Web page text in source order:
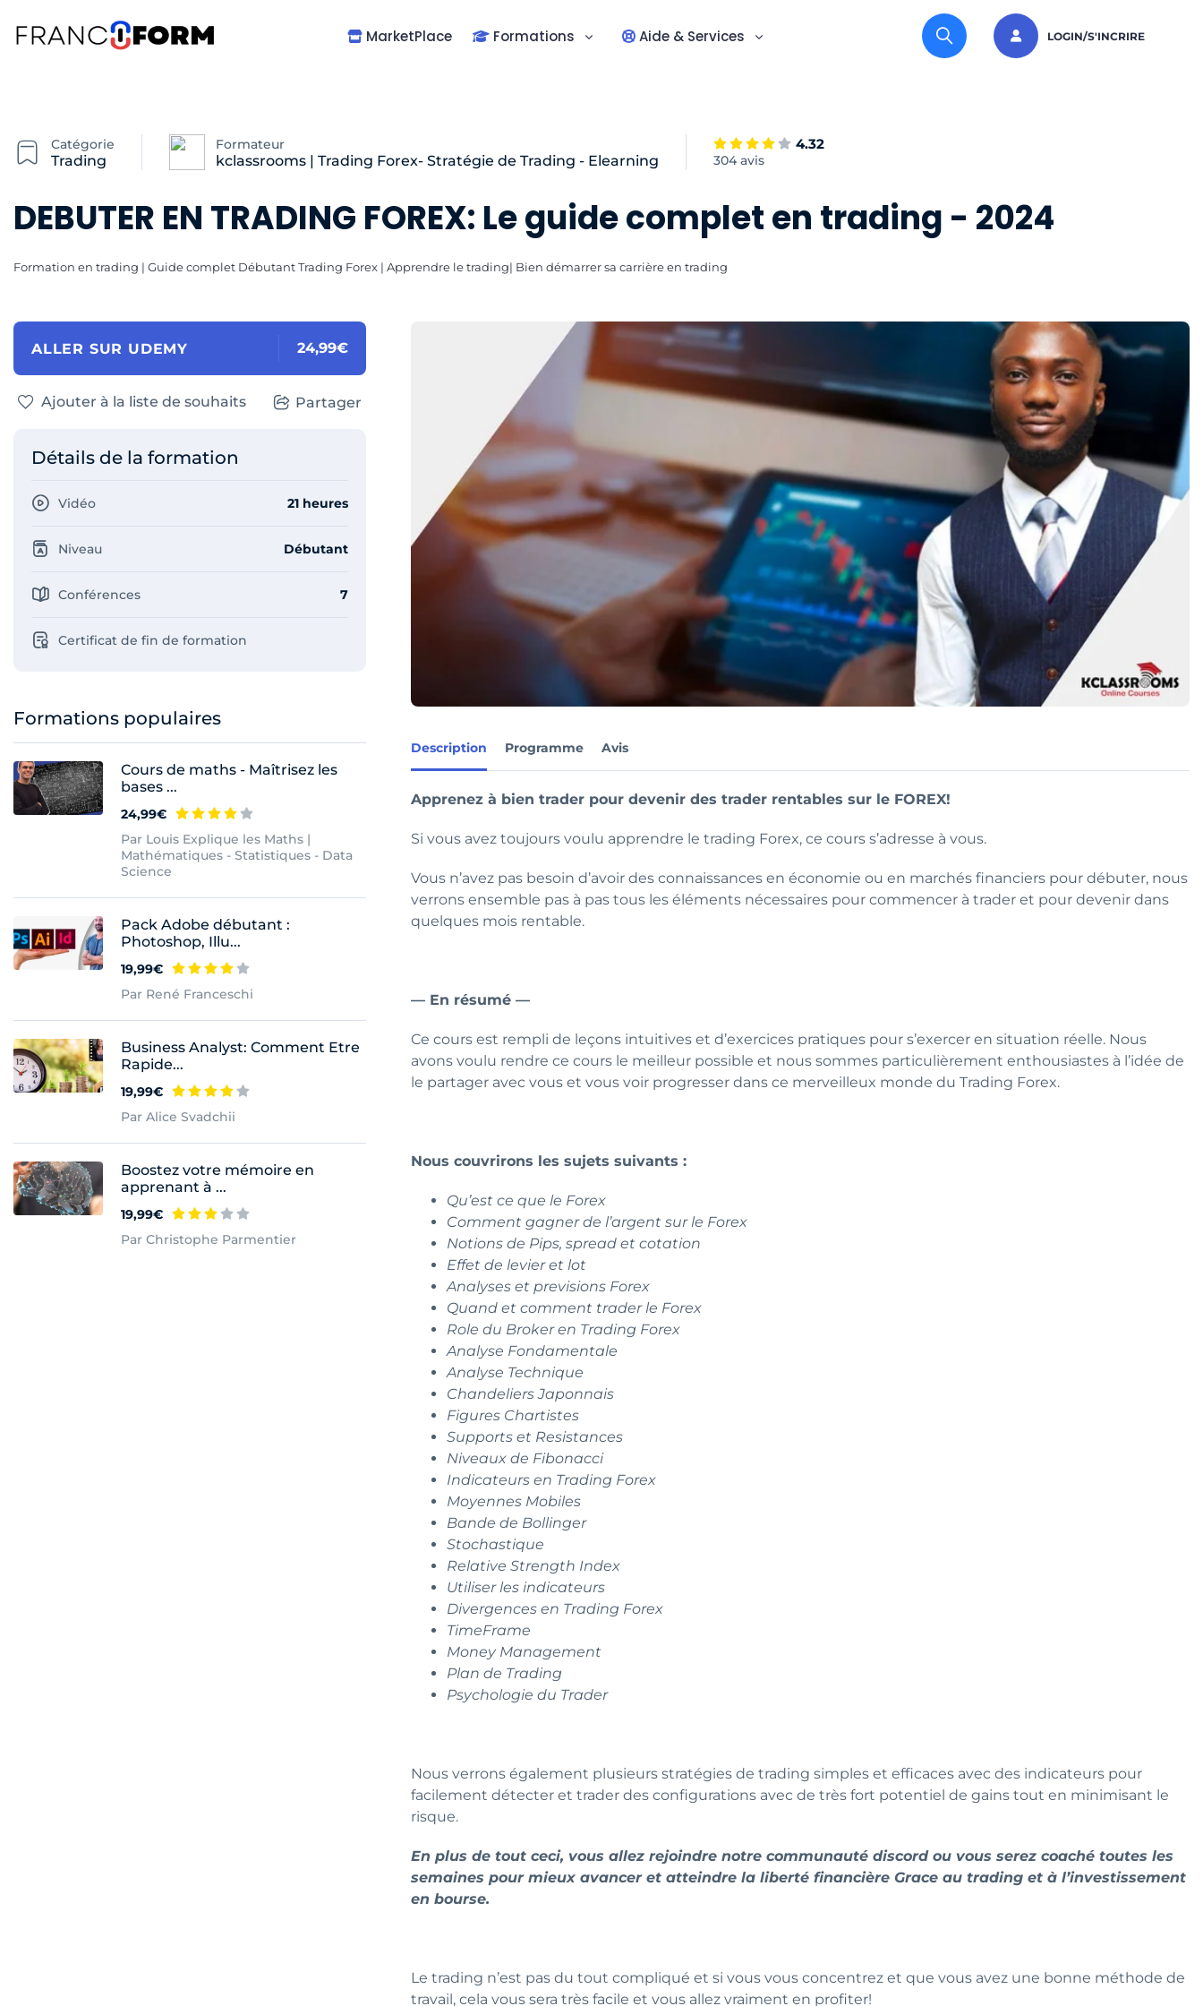
MarketPlace Formations Aide & Services LOGIN/S'INCRIRE
Catégorie
Trading
Formateur
kclassrooms | Trading Forex- Stratégie de Trading - Elearning
4.32
304 avis
DEBUTER EN TRADING FOREX: Le guide complet en trading - 2024
Formation en trading | Guide complet Débutant Trading Forex | Apprendre le trading| Bien démarrer sa carrière en trading
ALLER SUR UDEMY 24,99€
Ajouter à la liste de souhaits Partager
Détails de la formation
Vidéo 21 heures
Niveau Débutant
Conférences 7
Certificat de fin de formation
Formations populaires
Cours de maths - Maîtrisez les
bases ...
24,99€
Par Louis Explique les Maths |
Mathématiques - Statistiques - Data
Science
Pack Adobe débutant :
Photoshop, Illu...
19,99€
Par René Franceschi
Business Analyst: Comment Etre
Rapide...
19,99€
Par Alice Svadchii
Boostez votre mémoire en
apprenant à ...
19,99€
Par Christophe Parmentier
Description Programme Avis
Apprenez à bien trader pour devenir des trader rentables sur le FOREX!
Si vous avez toujours voulu apprendre le trading Forex, ce cours s’adresse à vous.
Vous n’avez pas besoin d’avoir des connaissances en économie ou en marchés financiers pour débuter, nous
verrons ensemble pas à pas tous les éléments nécessaires pour commencer à trader et pour devenir dans
quelques mois rentable.
— En résumé —
Ce cours est rempli de leçons intuitives et d’exercices pratiques pour s’exercer en situation réelle. Nous
avons voulu rendre ce cours le meilleur possible et nous sommes particulièrement enthousiastes à l’idée de
le partager avec vous et vous voir progresser dans ce merveilleux monde du Trading Forex.
Nous couvrirons les sujets suivants :
Qu’est ce que le Forex
Comment gagner de l’argent sur le Forex
Notions de Pips, spread et cotation
Effet de levier et lot
Analyses et previsions Forex
Quand et comment trader le Forex
Role du Broker en Trading Forex
Analyse Fondamentale
Analyse Technique
Chandeliers Japonnais
Figures Chartistes
Supports et Resistances
Niveaux de Fibonacci
Indicateurs en Trading Forex
Moyennes Mobiles
Bande de Bollinger
Stochastique
Relative Strength Index
Utiliser les indicateurs
Divergences en Trading Forex
TimeFrame
Money Management
Plan de Trading
Psychologie du Trader
Nous verrons également plusieurs stratégies de trading simples et efficaces avec des indicateurs pour
facilement détecter et trader des configurations avec de très fort potentiel de gains tout en minimisant le
risque.
En plus de tout ceci, vous allez rejoindre notre communauté discord ou vous serez coaché toutes les
semaines pour mieux avancer et atteindre la liberté financière Grace au trading et à l’investissement
en bourse.
Le trading n’est pas du tout compliqué et si vous vous concentrez et que vous avez une bonne méthode de
travail, cela vous sera très facile et vous allez vraiment en profiter!